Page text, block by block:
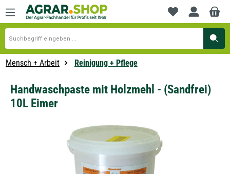
springen
Du hast 0
Mensch + Arbeit Reinigung + Pflege
Handwaschpaste mit Holzmehl - (Sandfrei)
10L Eimer
Bildergalerie überspringen